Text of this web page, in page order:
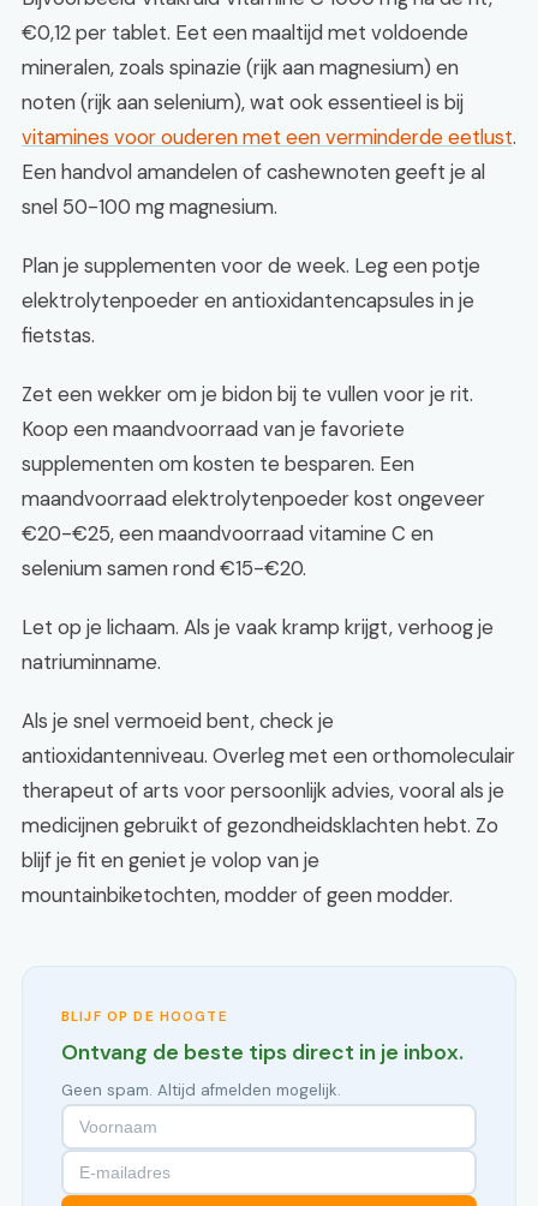
€0,12 per tablet. Eet een maaltijd met voldoende
mineralen, zoals spinazie (rijk aan magnesium) en
noten (rijk aan selenium), wat ook essentieel is bij
vitamines voor ouderen met een verminderde eetlust.
Een handvol amandelen of cashewnoten geeft je al
snel 50-100 mg magnesium.
Plan je supplementen voor de week. Leg een potje
elektrolytenpoeder en antioxidantencapsules in je
fietstas.
Zet een wekker om je bidon bij te vullen voor je rit.
Koop een maandvoorraad van je favoriete
supplementen om kosten te besparen. Een
maandvoorraad elektrolytenpoeder kost ongeveer
€20-€25, een maandvoorraad vitamine C en
selenium samen rond €15-€20.
Let op je lichaam. Als je vaak kramp krijgt, verhoog je
natriuminname.
Als je snel vermoeid bent, check je
antioxidantenniveau. Overleg met een orthomoleculair
therapeut of arts voor persoonlijk advies, vooral als je
medicijnen gebruikt of gezondheidsklachten hebt. Zo
blijf je fit en geniet je volop van je
mountainbiketochten, modder of geen modder.
BLIJF OP DE HOOGTE
Ontvang de beste tips direct in je inbox.
Geen spam. Altijd afmelden mogelijk.